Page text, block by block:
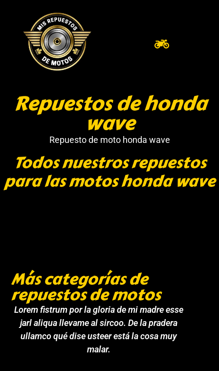
Repuestos de honda
wave
Repuesto de moto honda wave
Todos nuestros repuestos
para las motos honda wave
Más categorías de
repuestos de motos
Lorem fistrum por la gloria de mi madre esse
jarl aliqua llevame al sircoo. De la pradera
ullamco qué dise usteer está la cosa muy
malar.